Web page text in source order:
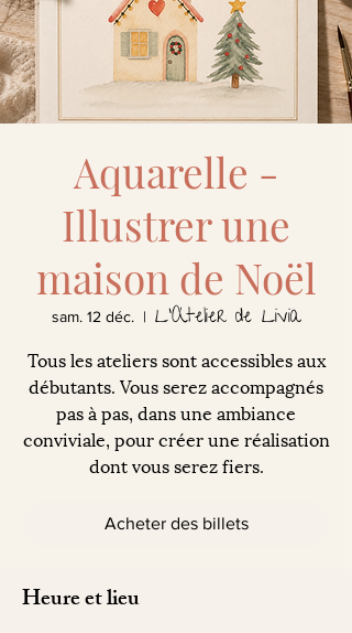
Aquarelle -
Illustrer une
maison de Noël
sam. 12 déc.
  |
L'Atelier de Livia
Tous les ateliers sont accessibles aux
débutants. Vous serez accompagnés
pas à pas, dans une ambiance
conviviale, pour créer une réalisation
dont vous serez fiers.
Acheter des billets
Heure et lieu